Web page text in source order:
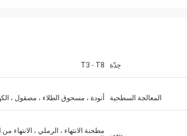
إكرام علاوي
يستعدون لشراء
حِدّة T3 - T8
المعالجة السطحية أنودة ، مسحوق الطلاء ، مصقول ،
مطحنة الانتهاء ، الرملي ، الانتهاء